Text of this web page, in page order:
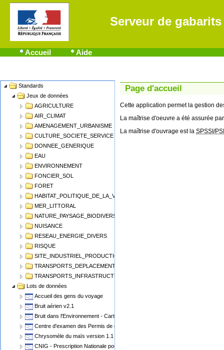
Serveur de gabarits
Accueil Aide
Name Standards
Jeux de données
AGRICULTURE
AIR_CLIMAT
AMENAGEMENT_URBANISME
CULTURE_SOCIETE_SERVICE
DONNEE_GENERIQUE
EAU
ENVIRONNEMENT
FONCIER_SOL
FORET
HABITAT_POLITIQUE_DE_LA_VILLE
MER_LITTORAL
NATURE_PAYSAGE_BIODIVERSITE
NUISANCE
RESEAU_ENERGIE_DIVERS
RISQUE
SITE_INDUSTRIEL_PRODUCTION
TRANSPORTS_DEPLACEMENT
TRANSPORTS_INFRASTRUCTURE
Lots de données
Accueil des gens du voyage
Bruit aérien v2.1
Bruit dans l'Environnement - Cartographie du Bruit v1.1
Centre d'examen des Permis de conduire
Chrysomèle du maïs version 1.1
CNIG - Prescription Nationale pour les Cartes Communales
Page d'accueil
Cette application permet la gestion
La maîtrise d'oeuvre a été assurée
La maîtrise d'ouvrage est la SPSSI/